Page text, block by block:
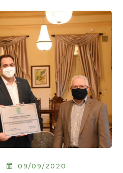
09/09/2020